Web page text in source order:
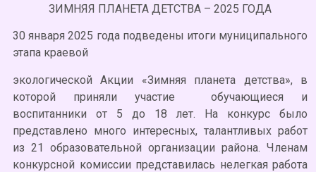
ЗИМНЯЯ ПЛАНЕТА ДЕТСТВА – 2025 ГОДА
30 января 2025 года подведены итоги муниципального
этапа краевой
экологической Акции «Зимняя планета детства», в
которой приняли участие обучающиеся и
воспитанники от 5 до 18 лет. На конкурс было
представлено много интересных, талантливых работ
из 21 образовательной организации района. Членам
конкурсной комиссии представилась нелегкая работа